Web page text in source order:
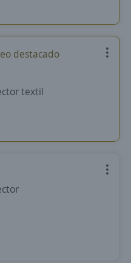
destacado
textil